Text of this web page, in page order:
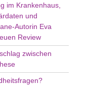
im Krankenhaus,
und
Autorin Eva
Review
zwischen